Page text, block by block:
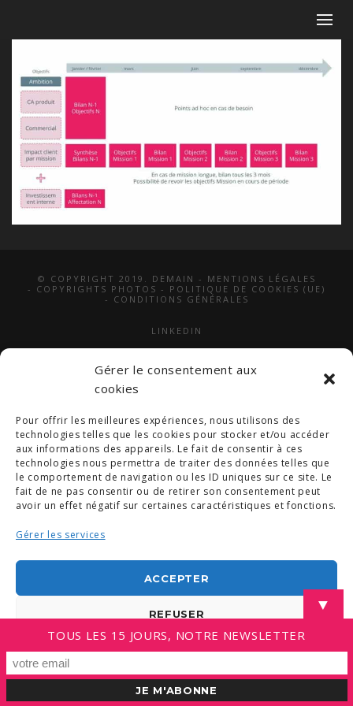
Gérer le consentement aux
cookies
Pour offrir les meilleures expériences, nous utilisons des
technologies telles que les cookies pour stocker et/ou accéder
aux informations des appareils. Le fait de consentir à ces
technologies nous permettra de traiter des données telles que
le comportement de navigation ou les ID uniques sur ce site. Le
fait de ne pas consentir ou de retirer son consentement peut
avoir un effet négatif sur certaines caractéristiques et fonctions.
Gérer les services
ACCEPTER
REFUSER
VOIR LES PRÉFÉRENCES
Politique de cookies
© COPYRIGHT 2019. DEMAIN - MENTIONS LÉGALES
- COPYRIGHTS PHOTOS - POLITIQUE DE COOKIES (UE)
- CONDITIONS GÉNÉRALES
LINKEDIN
▼
TOUS LES 15 JOURS, NOTRE NEWSLETTER